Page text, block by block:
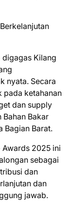
digagas Kilang
nyata. Secara
pada ketahanan
dan supply
Bahan Bakar
Bagian Barat.
Awards 2025 ini
sebagai
dan
dan
jawab.